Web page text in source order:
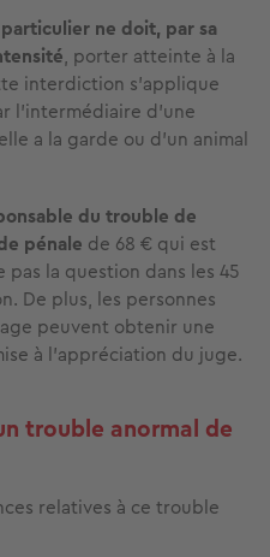
ne doit, par sa
, porter atteinte à la
interdiction s’applique
d’une
a la garde ou d’un animal
du trouble de
pénale de 68 € qui est
la question dans les 45
De plus, les personnes
peuvent obtenir une
à l’appréciation du juge.
trouble anormal de
relatives à ce trouble